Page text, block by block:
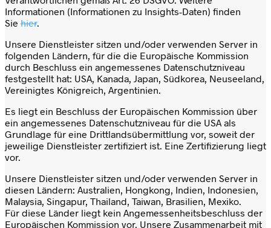
Informationen (Informationen zu Insights-Daten) finden
Sie hier.
Unsere Dienstleister sitzen und/oder verwenden Server in
folgenden Ländern, für die die Europäische Kommission
durch Beschluss ein angemessenes Datenschutzniveau
festgestellt hat: USA, Kanada, Japan, Südkorea, Neuseeland,
Vereinigtes Königreich, Argentinien.
Es liegt ein Beschluss der Europäischen Kommission über
ein angemessenes Datenschutzniveau für die USA als
Grundlage für eine Drittlandsübermittlung vor, soweit der
jeweilige Dienstleister zertifiziert ist. Eine Zertifizierung liegt
vor.
Unsere Dienstleister sitzen und/oder verwenden Server in
diesen Ländern: Australien, Hongkong, Indien, Indonesien,
Malaysia, Singapur, Thailand, Taiwan, Brasilien, Mexiko.
Für diese Länder liegt kein Angemessenheitsbeschluss der
Europäischen Kommission vor. Unsere Zusammenarbeit mit